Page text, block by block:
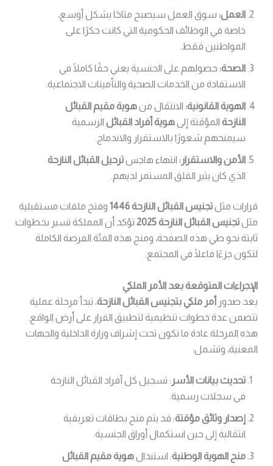
العمل: سوق العمل سيصبح متاحًا بشكل أوسع،
خاصة في الوظائف الحكومية التي كانت حكرًا على
المواطنين فقط.
الصحة: حصولهم على الجنسية يعني حقًا كاملًا في
الاستفادة من الخدمات الصحية والتأمينات الاجتماعية.
الهوية القانونية: الانتقال منهوية مقيم القبائل
النازحةالمؤقتة إلىهوية أفراد القبائلالرسمية
سيمنحهم شعورًا بالاستقرار والاندماج.
الأمن والاستقرار: انتهاء هاجسترحيل القبائل النازحة
الذي كان يثير القلق المستمر لديهم.
قرارات مثلتجنيس القبائل النازحة 1446
وفتح ملفات مستقبلية
مثلتجنيس القبائل النازحة 2025
تؤكد أن المملكة تسير بخطوات
ثابتة نحو طي هذه الصفحة، ومنح هذه الفئة الفرصة الكاملة
لتكون جزءًا فاعلًا في المجتمع.
الإجراءات المتوقعة بعد الأمر الملكي
بعد صدور أمر ملكي بتجنيس القبائل النازحة، تبدأ مرحلة عملية
تتضمن عدة خطوات تنظيمية لتطبيق القرار على أرض الواقع.
هذه المرحلة عادة ما تكون تحت إشراف وزارة الداخلية والجهات
المعنية، وتشمل:
تحديث بيانات الأسر : تسجيل كل أفراد القبائل النازحة
في سجلات رسمية.
إصدار وثائق مؤقتة: قد يتم منح بطاقات تعريفية
انتقالية إلى حين استكمال أوراق الجنسية.
منح الهوية الوطنية: استبدالهوية مقيم القبائل